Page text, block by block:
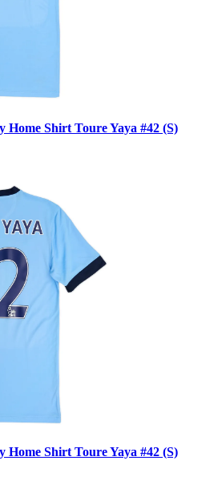
Home Shirt Toure Yaya #42 (S)
Home Shirt Toure Yaya #42 (S)